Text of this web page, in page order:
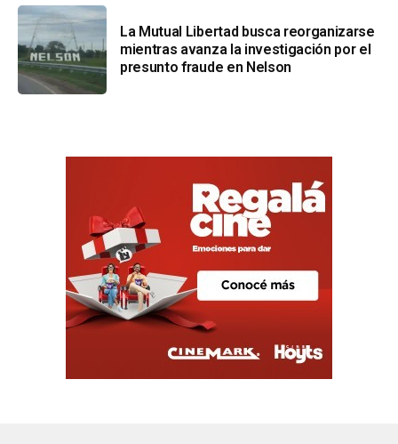
La Mutual Libertad busca reorganizarse
mientras avanza la investigación por el
presunto fraude en Nelson